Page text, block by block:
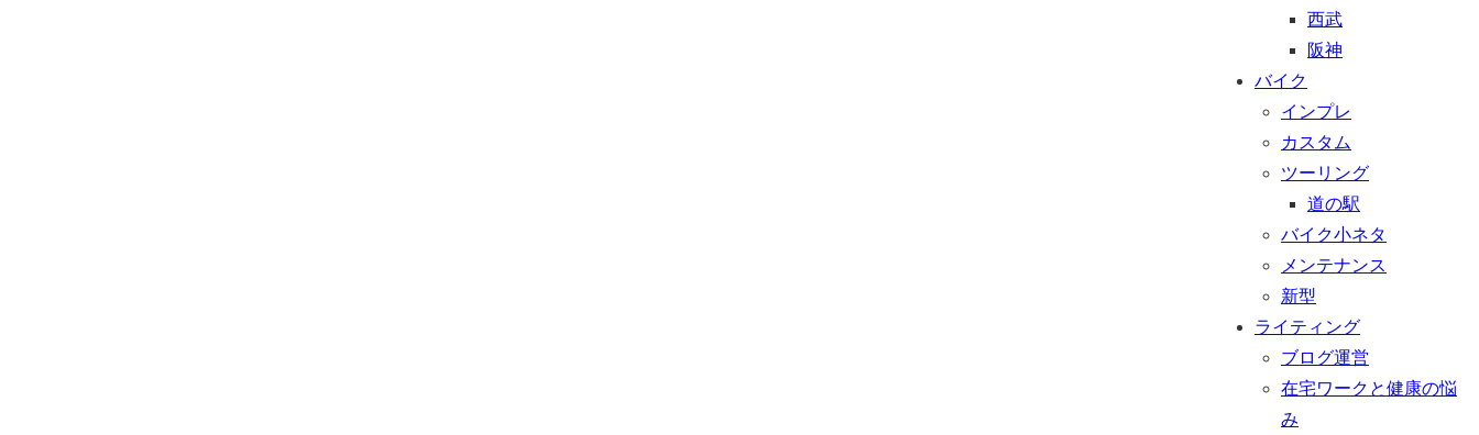
西武
阪神
バイク
インプレ
カスタム
ツーリング
道の駅
バイク小ネタ
メンテナンス
新型
ライティング
ブログ運営
在宅ワークと健康の悩
み